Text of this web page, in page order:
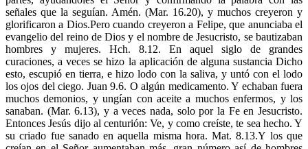
señales que la seguían. Amén. (Mar. 16.20), y muchos creyeron y
glorificaron a Dios.Pero cuando creyeron a Felipe, que anunciaba el
evangelio del reino de Dios y el nombre de Jesucristo, se bautizaban
hombres y mujeres. Hch. 8.12. En aquel siglo de grandes
curaciones, a veces se hizo la aplicación de alguna sustancia Dicho
esto, escupió en tierra, e hizo lodo con la saliva, y untó con el lodo
los ojos del ciego. Juan 9.6. O algún medicamento. Y echaban fuera
muchos demonios, y ungían con aceite a muchos enfermos, y los
sanaban. (Mar. 6.13), y a veces nada, solo por la Fe en Jesucristo.
Entonces Jesús dijo al centurión: Ve, y como creíste, te sea hecho. Y
su criado fue sanado en aquella misma hora. Mat. 8.13.Y los que